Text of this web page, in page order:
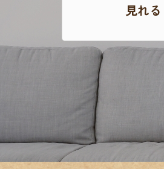
見れる